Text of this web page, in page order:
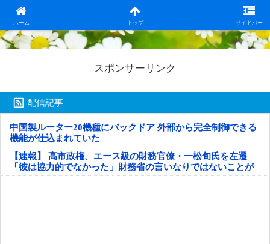
ホーム トップ サイドバー
日本第一！ニュース録
スポンサーリンク
配信記事
中国製ルーター20機種にバックドア 外部から完全制御できる
機能が仕込まれていた
【速報】 高市政権、エース級の財務官僚・一松旬氏を左遷
「彼は協力的でなかった」財務省の言いなりではないことが
判明